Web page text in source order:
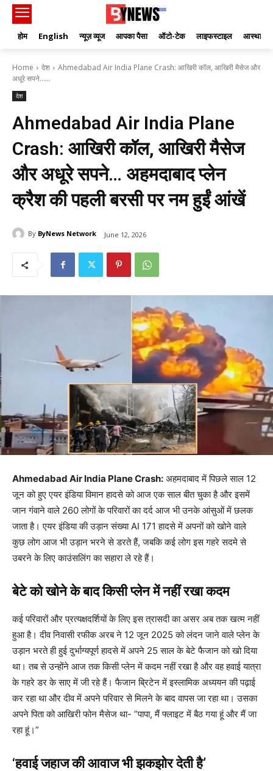
होम English न्यूज़ व्यूज आपका पैसा ऑटो-टेक लाइफस्टाइल आस्था
Home देश
Ahmedabad Air India Plane Crash: आखिरी कॉल, आखिरी मैसेज और
अधूरे सपने…...
देश
Ahmedabad Air India Plane
Crash: आखिरी कॉल, आखिरी मैसेज
और अधूरे सपने… अहमदाबाद प्लेन
क्रैश की पहली बरसी पर नम हुईं आंखें
By ByNews Network June 12, 2026
Ahmedabad Air India Plane Crash: अहमदाबाद में पिछले साल 12
जून को हुए एयर इंडिया विमान हादसे को आज एक साल बीत चुका है और इसमें
जान गंवाने वाले 260 लोगों के परिवारों का दर्द आज भी उनके आंसुओं में छलक
जाता है। एयर इंडिया की उड़ान संख्या AI 171 हादसे में अपनों को खोने वाले
कुछ लोग आज भी उड़ान भरने से डरते हैं, जबकि कई लोग इस गहरे सदमे से
उबरने के लिए काउंसलिंग का सहारा ले रहे हैं।
बेटे को खोने के बाद किसी प्लेन में नहीं रखा कदम
कई परिवारों और प्रत्यक्षदर्शियों के लिए इस त्रासदी का असर अब तक खत्म नहीं
हुआ है। दीव निवासी रफीक अरब ने 12 जून 2025 को लंदन जाने वाले प्लेन के
उड़ान भरते ही हुई दुर्भाग्यपूर्ण हादसे में अपने 25 साल के बेटे फैजान को खो दिया
था। तब से उन्होंने आज तक किसी प्लेन में कदम नहीं रखा है और वह हवाई यात्रा
के गहरे डर के साए में जी रहे हैं। फैजान ब्रिटेन में इस्लामिक अध्ययन की पढ़ाई
कर रहा था और दीव में अपने परिवार से मिलने के बाद वापस जा रहा था। उसका
अपने पिता को आखिरी फोन मैसेज था- ”पापा, मैं फ्लाइट में बैठ गया हूं और मैं जा
रहा हूं।”
‘हवाई जहाज की आवाज भी झकझोर देती है’